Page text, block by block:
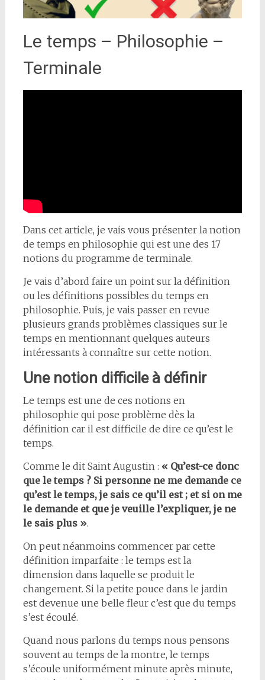
Le temps – Philosophie –
Terminale
Dans cet article, je vais vous présenter la notion
de temps en philosophie qui est une des 17
notions du programme de terminale.
Je vais d’abord faire un point sur la définition
ou les définitions possibles du temps en
philosophie. Puis, je vais passer en revue
plusieurs grands problèmes classiques sur le
temps en mentionnant quelques auteurs
intéressants à connaître sur cette notion.
Une notion difficile à définir
Le temps est une de ces notions en
philosophie qui pose problème dès la
définition car il est difficile de dire ce qu’est le
temps.
Comme le dit Saint Augustin : « Qu’est-ce donc
que le temps ? Si personne ne me demande ce
qu’est le temps, je sais ce qu’il est ; et si on me
le demande et que je veuille l’expliquer, je ne
le sais plus ».
On peut néanmoins commencer par cette
définition imparfaite : le temps est la
dimension dans laquelle se produit le
changement. Si la petite pouce dans le jardin
est devenue une belle fleur c’est que du temps
s’est écoulé.
Quand nous parlons du temps nous pensons
souvent au temps de la montre, le temps
s’écoule uniformément minute après minute,